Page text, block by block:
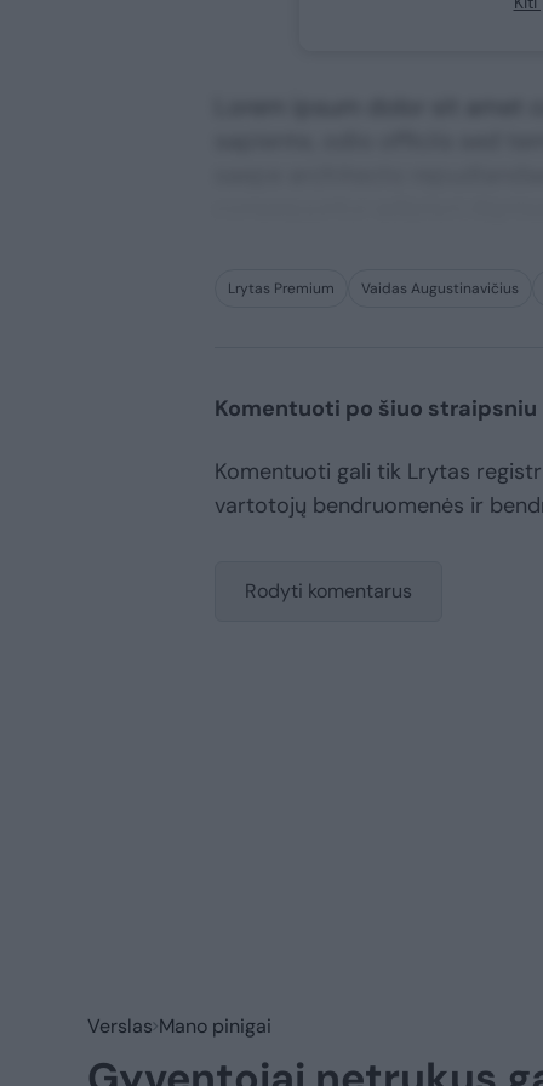
Lrytas Premium Vaidas Augustinavičius
Komentuoti po šiuo straipsniu
Komentuoti gali tik Lrytas
vartotojų bendruomenės ir
Rodyti komentarus
Verslas Mano pinigai